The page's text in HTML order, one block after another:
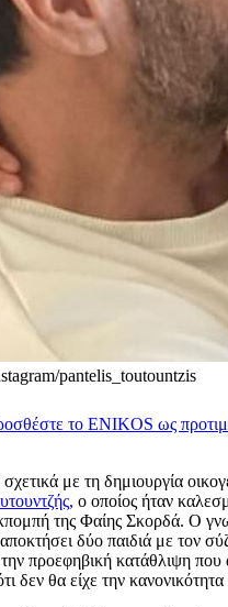
pantelis_toutountzis
το ENIKOS ως
με τη δημιουργία
ο οποίος ήταν
της Φαίης Σκορδά. Ο
δύο παιδιά με τον
την προεφηβική κατάθλιψη που
δεν θα είχε την